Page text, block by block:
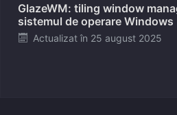
GlazeWM: tiling window
sistemul de operare Windows
Posted
Actualizat în 25 august 2025